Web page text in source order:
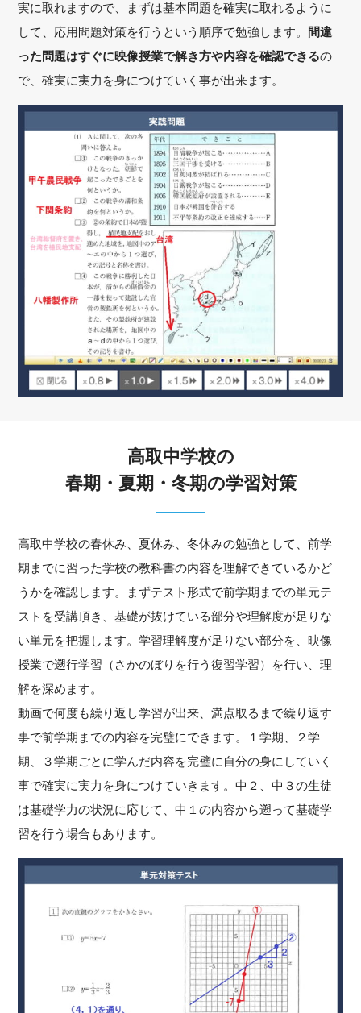
実に取れますので、まずは基本問題を確実に取れるように
して、応用問題対策を行うという順序で勉強します。 間違
った問題はすぐに映像授業で解き方や内容を確認できるの
で、確実に実力を身につけていく事が出来ます。
高取中学校の
春期・夏期・冬期の学習対策
高取中学校の春休み、夏休み、冬休みの勉強として、前学
期までに習った学校の教科書の内容を理解できているかど
うかを確認します。まずテスト形式で前学期までの単元テ
ストを受講頂き、基礎が抜けている部分や理解度が足りな
い単元を把握します。学習理解度が足りない部分を、映像
授業で遡行学習（さかのぼりを行う復習学習）を行い、理
解を深めます。
動画で何度も繰り返し学習が出来、満点取るまで繰り返す
事で前学期までの内容を完璧にできます。１学期、２学
期、３学期ごとに学んだ内容を完璧に自分の身にしていく
事で確実に実力を身につけていきます。中２、中３の生徒
は基礎学力の状況に応じて、中１の内容から遡って基礎学
習を行う場合もあります。